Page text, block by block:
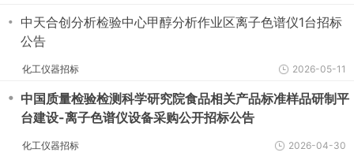
・ 中天合创分析检验中心甲醇分析作业区离子色谱仪1台招标
公告
化工仪器招标 2026-05-11
・ 中国质量检验检测科学研究院食品相关产品标准样品研制平
台建设-离子色谱仪设备采购公开招标公告
化工仪器招标 2026-04-30